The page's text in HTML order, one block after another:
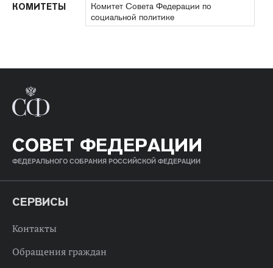
КОМИТЕТЫ
Комитет Совета Федерации по
социальной политике
СОВЕТ ФЕДЕРАЦИИ
ФЕДЕРАЛЬНОГО СОБРАНИЯ РОССИЙСКОЙ ФЕДЕРАЦИИ
СЕРВИСЫ
Контакты
Обращения граждан